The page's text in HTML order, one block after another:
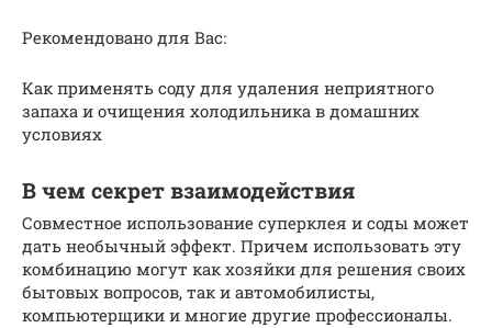
Рекомендовано для Вас:
Как применять соду для удаления неприятного
запаха и очищения холодильника в домашних
условиях
В чем секрет взаимодействия
Совместное использование суперклея и соды может
дать необычный эффект. Причем использовать эту
комбинацию могут как хозяйки для решения своих
бытовых вопросов, так и автомобилисты,
компьютерщики и многие другие профессионалы.